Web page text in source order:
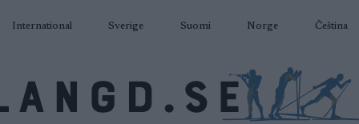
International Sverige Suomi Norge Čeština